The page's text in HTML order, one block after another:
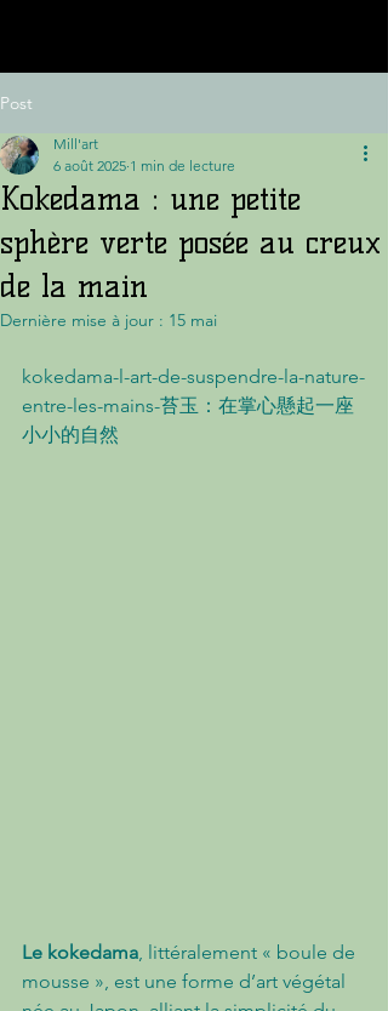
Post
Kokedama : une petite
sphère verte posée au creux
de la main
Mill'art
6 août 2025 1 min de lecture
Dernière mise à jour : 15 mai
kokedama-l-art-de-suspendre-la-nature-
entre-les-mains-苔玉：在掌心懸起一座
小小的自然
Le kokedama , littéralement « boule de
mousse », est une forme d’art végétal